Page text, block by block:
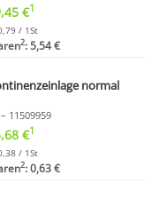
€1
/ 1St
2: 5,54 €
normal
11509959
€1
/ 1St
2: 0,63 €